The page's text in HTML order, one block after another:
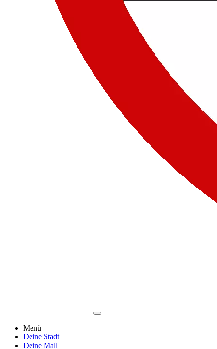
Menü
Deine Stadt
Deine Mall